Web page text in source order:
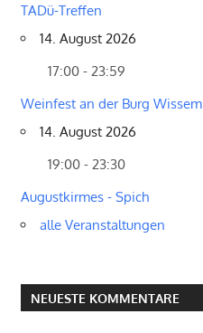
TADü-Treffen
14. August 2026
17:00 - 23:59
Weinfest an der Burg Wissem
14. August 2026
19:00 - 23:30
Augustkirmes - Spich
alle Veranstaltungen
NEUESTE KOMMENTARE